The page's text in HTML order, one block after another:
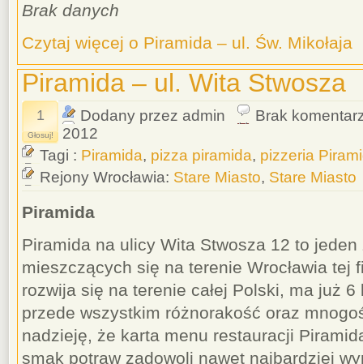
Brak danych
Czytaj więcej o Piramida – ul. Św. Mikołaja
Piramida – ul. Wita Stwosza
1
Głosuj!
Dodany przez admin
Brak
2012
Tagi : Piramida, pizza piramida, pizzeria
Rejony Wrocławia: Stare Miasto, Stare Miasto
Piramida
Piramida na ulicy Wita Stwosza 12 to
mieszczących się na terenie Wrocławia tej
rozwija się na terenie całej Polski, ma już
przede wszystkim różnorakość oraz
nadzieję, że karta menu restauracji
smak potraw zadowoli nawet najbardziej